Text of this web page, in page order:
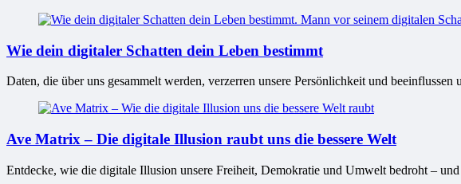
Wie dein digitaler Schatten dein Leben bestimmt
Daten, die über uns gesammelt werden, verzerren unsere Persönlichkeit und
Ave Matrix – Die digitale Illusion raubt uns die bessere Welt
Entdecke, wie die digitale Illusion unsere Freiheit, Demokratie und Umwelt bedroht –